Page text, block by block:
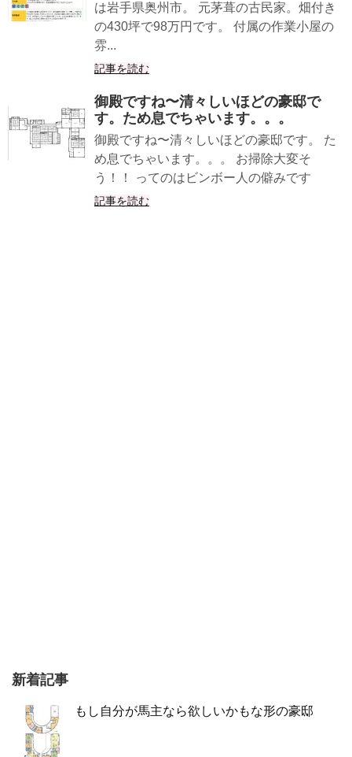
は岩手県奥州市。 元茅葺の古民家。畑付き
の430坪で98万円です。 付属の作業小屋の
雰...
記事を読む
御殿ですね〜清々しいほどの豪邸で
す。ため息でちゃいます。。。
御殿ですね〜清々しいほどの豪邸です。 た
め息でちゃいます。。。 お掃除大変そ
う！！ ってのはビンボー人の僻みです
記事を読む
新着記事
もし自分が馬主なら欲しいかもな形の豪邸